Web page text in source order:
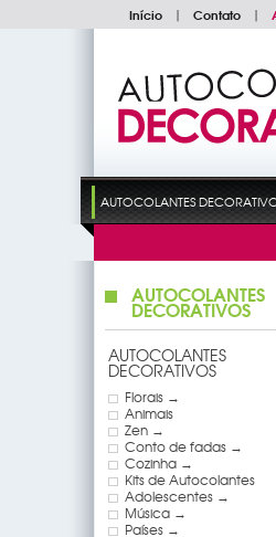
Início | Contato |
AUTOCOLANTES
AUTOCOLANTES
DECORATIVOS
AUTOCOLANTES
DECORATIVOS
Florais →
Animais
Zen →
Conto de fadas →
Cozinha →
Kits de Autocolantes
Adolescentes →
Música →
Países →